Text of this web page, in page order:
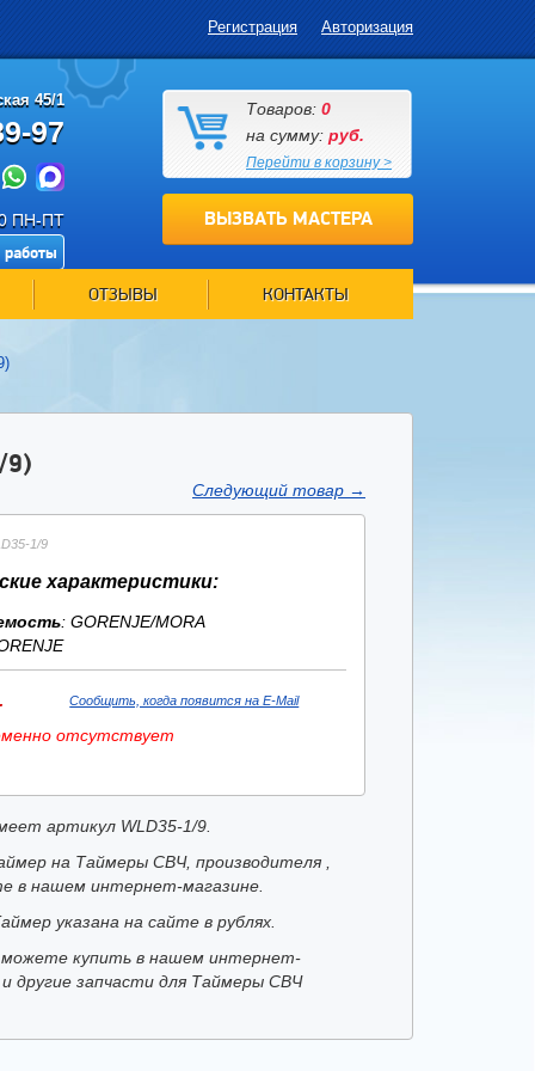
Регистрация Авторизация
45/1
97
ПН-ПТ
Товаров: 0
на сумму: руб.
Перейти в корзину >
ВЫЗВАТЬ МАСТЕРА
ОТЗЫВЫ КОНТАКТЫ
9)
Следующий товар →
1/9
характеристики:
: GORENJE/MORA
Сообщить, когда появится на E-Mail
отсутствует
артикул WLD35-1/9.
на Таймеры СВЧ, производителя ,
в нашем интернет-магазине.
указана на сайте в рублях.
купить в нашем интернет-
другие запчасти для Таймеры СВЧ